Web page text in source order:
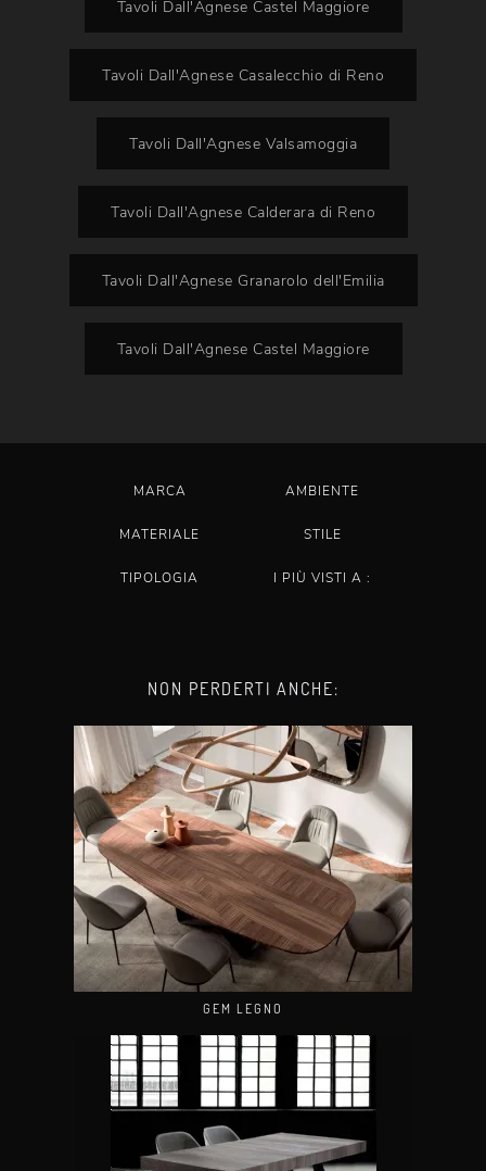
Tavoli Dall'Agnese Castel Maggiore
Tavoli Dall'Agnese Casalecchio di Reno
Tavoli Dall'Agnese Valsamoggia
Tavoli Dall'Agnese Calderara di Reno
Tavoli Dall'Agnese Granarolo dell'Emilia
Tavoli Dall'Agnese Castel Maggiore
MARCA AMBIENTE
MATERIALE STILE
TIPOLOGIA I PIÙ VISTI A :
NON PERDERTI ANCHE:
GEM LEGNO